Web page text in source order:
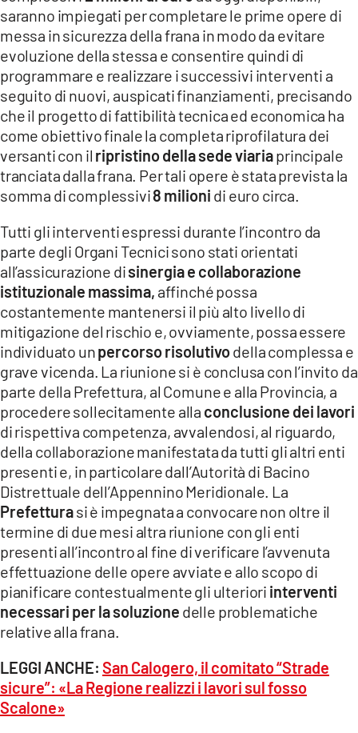
saranno impiegati per completare le prime opere di
messa in sicurezza della frana in modo da evitare
evoluzione della stessa e consentire quindi di
programmare e realizzare i successivi interventi a
seguito di nuovi, auspicati finanziamenti, precisando
che il progetto di fattibilità tecnica ed economica ha
come obiettivo finale la completa riprofilatura dei
versanti con il ripristino della sede viariaprincipale
tranciata dalla frana. Per tali opere è stata prevista la
somma di complessivi8 milioni di euro circa.
Tutti gli interventi espressi durante l’incontro da
parte degli Organi Tecnici sono stati orientati
all’assicurazione disinergia e collaborazione
istituzionale massima, affinché possa
costantemente mantenersi il più alto livello di
mitigazione del rischio e, ovviamente, possa essere
individuato unpercorso risolutivodella complessa e
grave vicenda. La riunione si è conclusa con l’invito da
parte della Prefettura, al Comune e alla Provincia, a
procedere sollecitamente alla conclusione dei lavori
di rispettiva competenza, avvalendosi, al riguardo,
della collaborazione manifestata da tutti gli altri enti
presenti e, in particolare dall’Autorità di Bacino
Distrettuale dell’Appennino Meridionale. La
Prefetturasi è impegnata a convocare non oltre il
termine di due mesi altra riunione con gli enti
presenti all’incontro al fine di verificare l’avvenuta
effettuazione delle opere avviate e allo scopo di
pianificare contestualmente gli ulteriori interventi
necessari per la soluzione delle problematiche
relative alla frana.
LEGGI ANCHE: San Calogero, il comitato “Strade
sicure”: «La Regione realizzi i lavori sul fosso
Scalone»